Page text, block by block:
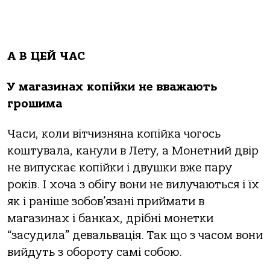
А В ЦЕЙ ЧАС
У магазинах копійки не вважають
грошима
Часи, коли вітчизняна копійка чогось
коштувала, канули в Лету, а Монетний двір
не випускає копійки і двушки вже пару
років. І хоча з обігу вони не вилучаються і їх
як і раніше зобов’язані приймати в
магазинах і банках, дрібні монетки
“засудила” девальвація. Так що з часом вони
вийдуть з обороту самі собою.